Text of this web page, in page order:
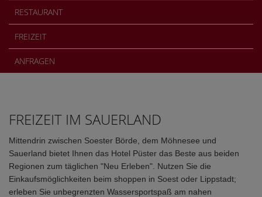
RESTAURANT
FREIZEIT
ANFRAGEN
FREIZEIT IM SAUERLAND
Mittendrin zwischen Soester Börde, dem Möhnesee und
Sauerland bietet Ihnen das Hotel Püster das Beste aus beiden
Regionen zum täglichen "Neu Erleben". Nutzen Sie die
Einkaufsmöglichkeiten beim shoppen in Soest oder Lippstadt;
erleben Sie unbegrenzten Wassersportspaß am nahen